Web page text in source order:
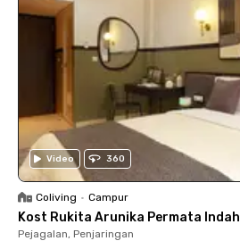
Video 360
Coliving • Campur
Kost Rukita Arunika Permata Indah
Pejagalan, Penjaringan